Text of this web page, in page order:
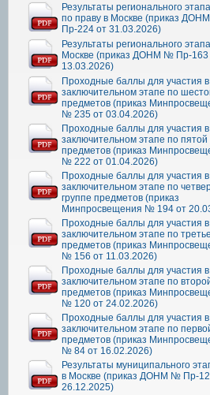
Результаты регионального
по праву в Москве (приказ
Пр-224 от 31.03.2026)
Результаты регионального
Москве (приказ ДОНМ № Пр-163
13.03.2026)
Проходные баллы для участия в
заключительном этапе по
предметов (приказ
№ 235 от 03.04.2026)
Проходные баллы для участия в
заключительном этапе по пятой
предметов (приказ
№ 222 от 01.04.2026)
Проходные баллы для участия в
заключительном этапе по
группе предметов (приказ
Минпросвещения № 194 от
Проходные баллы для участия в
заключительном этапе по
предметов (приказ
№ 156 от 11.03.2026)
Проходные баллы для участия в
заключительном этапе по
предметов (приказ
№ 120 от 24.02.2026)
Проходные баллы для участия в
заключительном этапе по
предметов (приказ
№ 84 от 16.02.2026)
Результаты муниципального
в Москве (приказ ДОНМ № Пр-
26.12.2025)